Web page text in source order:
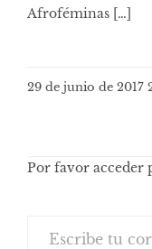
Afroféminas […]
29 de junio de 2017
Por favor acceder